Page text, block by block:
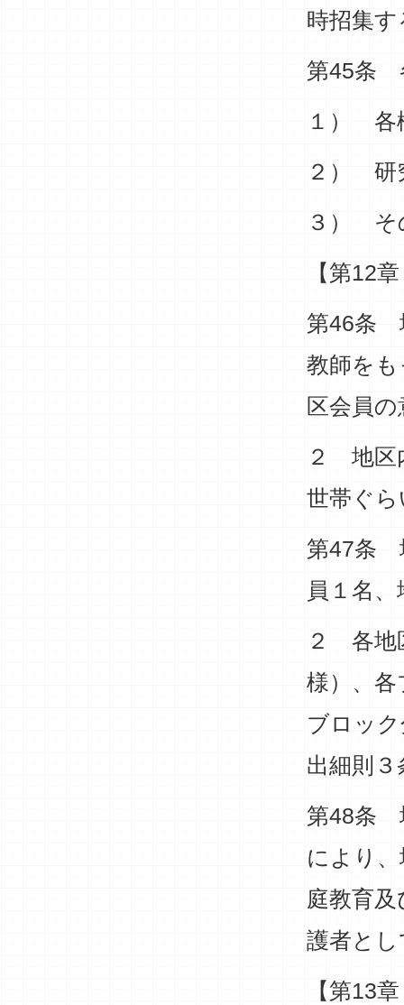
時招集す
第45条
１） 各
２） 研
３） そ
【第12
第46条
教師を
区会員
２ 地区
世帯ぐ
第47条
員１名
２ 各地
様）、
ブロッ
出細則
第48条
により
庭教育
護者と
【第13